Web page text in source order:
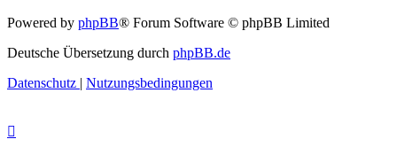
Powered by phpBB® Forum Software © phpBB Limited
Deutsche Übersetzung durch phpBB.de
Datenschutz | Nutzungsbedingungen